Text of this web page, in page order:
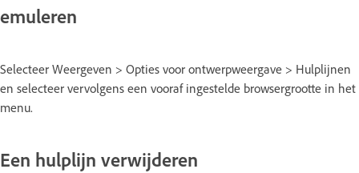
emuleren
Selecteer Weergeven > Opties voor ontwerpweergave > Hulplijnen
en selecteer vervolgens een vooraf ingestelde browsergrootte in het
menu.
Een hulplijn verwijderen